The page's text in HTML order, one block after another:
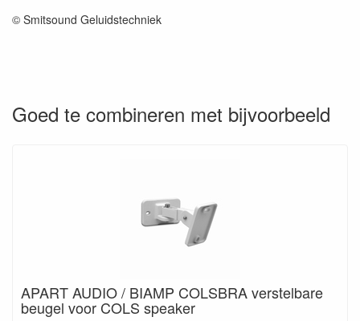
© Smitsound Geluidstechniek
Goed te combineren met bijvoorbeeld
APART AUDIO / BIAMP COLSBRA verstelbare
beugel voor COLS speaker